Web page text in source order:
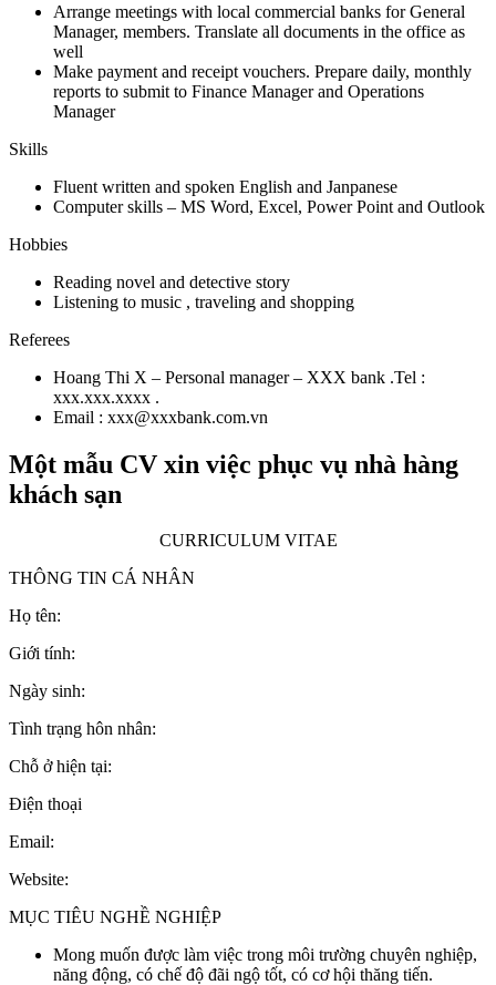
Arrange meetings with local commercial banks for General
Manager, members. Translate all documents in the office as
well
Make payment and receipt vouchers. Prepare daily, monthly
reports to submit to Finance Manager and Operations
Manager
Skills
Fluent written and spoken English and Janpanese
Computer skills – MS Word, Excel, Power Point and Outlook
Hobbies
Reading novel and detective story
Listening to music , traveling and shopping
Referees
Hoang Thi X – Personal manager – XXX bank .Tel :
xxx.xxx.xxxx .
Email : xxx@xxxbank.com.vn
Một mẫu CV xin việc phục vụ nhà hàng
khách sạn
CURRICULUM VITAE
THÔNG TIN CÁ NHÂN
Họ tên:
Giới tính:
Ngày sinh:
Tình trạng hôn nhân:
Chỗ ở hiện tại:
Điện thoại
Email:
Website:
MỤC TIÊU NGHỀ NGHIỆP
Mong muốn được làm việc trong môi trường chuyên nghiệp,
năng động, có chế độ đãi ngộ tốt, có cơ hội thăng tiến.